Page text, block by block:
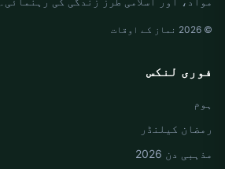
© 2026 نماز کے اوقات
فوری لنکس
ہوم
رمضان کیلنڈر
مذہبی دن 2026